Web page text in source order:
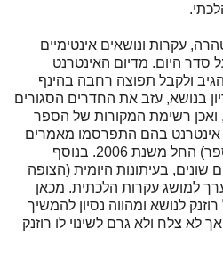
עקרות ונושאים אינטימיים
סדר היום. מדיום האינטרנט
ולקבל תפוצה רחבה בהינף
בנושא, עזב את החדרים הסגורים
ואכן רשימת המקורות של הספר
אינטרנט בהם התפרסמו מאמרים
ותגובות (המצוטטות לרוב בספר) החל משנת 2006. בנוסף
בעיתונות היומית (הצופה
ערך למושג עקרות הלכתית. מכאן
לנושא ומהווה נסיון להמשיך
את הדיון שהחל בשנת 2006 אך לא צלח ולא גרם לשינוי לו רוזנק